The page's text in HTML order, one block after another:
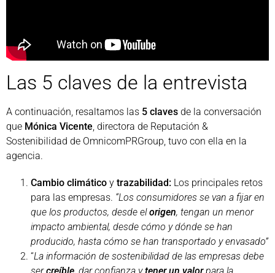
Las 5 claves de la entrevista
A continuación, resaltamos las 5 claves de la conversación
que Mónica Vicente, directora de Reputación &
Sostenibilidad de OmnicomPRGroup, tuvo con ella en la
agencia.
Cambio climático y trazabilidad: Los principales retos
para las empresas. “Los consumidores se van a fijar en
que los productos, desde elorigen, tengan un menor
impacto ambiental, desde cómo y dónde se han
producido, hasta cómo se han transportado y envasado”
“La información de sostenibilidad de las empresas debe